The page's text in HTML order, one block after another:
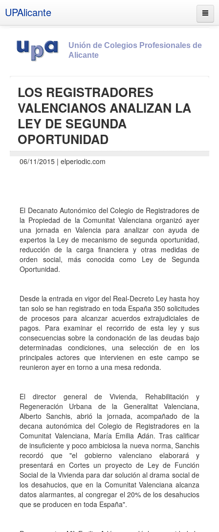
UPAlicante
Unión de Colegios Profesionales de
Alicante
Socios
Estatutos
Documentos
Boletines
Contacto
LOS REGISTRADORES
VALENCIANOS ANALIZAN LA
LEY DE SEGUNDA
OPORTUNIDAD
06/11/2015 | elperiodic.com
El Decanato Autonómico del Colegio de Registradores de
la Propiedad de la Comunitat Valenciana organizó ayer
una jornada en Valencia para analizar con ayuda de
expertos la Ley de mecanismo de segunda oportunidad,
reducción de la carga financiera y otras medidas de
orden social, más conocida como Ley de Segunda
Oportunidad.
Desde la entrada en vigor del Real-Decreto Ley hasta hoy
tan solo se han registrado en toda España 350 solicitudes
de procesos para alcanzar acuerdos extrajudiciales de
pagos. Para examinar el recorrido de esta ley y sus
consecuencias sobre la condonación de las deudas bajo
determinadas condiciones, una selección de en los
principales actores que intervienen en este campo se
reunieron ayer en torno a una mesa redonda.
El director general de Vivienda, Rehabilitación y
Regeneración Urbana de la Generalitat Valenciana,
Alberto Sanchis, abrió la jornada, acompañado de la
decana autonómica del Colegio de Registradores en la
Comunitat Valenciana, María Emilia Adán. Tras calificar
de insuficiente y poco ambiciosa la nueva norma, Sanchis
recordó que "el gobierno valenciano elaborará y
presentará en Cortes un proyecto de Ley de Función
Social de la Vivienda para dar solución al drama social de
los desahucios, que en la Comunitat Valenciana alcanza
datos alarmantes, al congregar el 20% de los desahucios
que se producen en toda España".